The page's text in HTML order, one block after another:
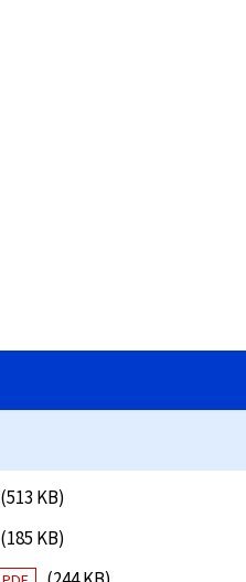
(513 KB)
(185 KB)
(244 KB)